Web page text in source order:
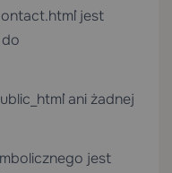
jest
ani żadnej
jest